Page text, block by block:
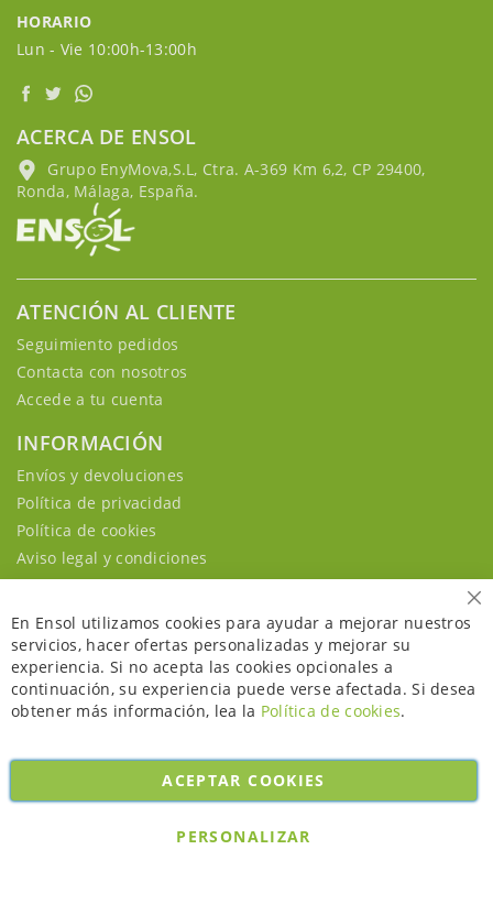
HORARIO
Lun - Vie 10:00h-13:00h
ACERCA DE ENSOL
Grupo EnyMova,S.L, Ctra. A-369 Km 6,2, CP 29400,
Ronda, Málaga, España.
ATENCIÓN AL CLIENTE
Seguimiento pedidos
Contacta con nosotros
Accede a tu cuenta
INFORMACIÓN
Envíos y devoluciones
Política de privacidad
Política de cookies
Aviso legal y condiciones
Copyright © 2026. All rights reserved. Powered byBobaly Partners.
En Ensol utilizamos cookies para ayudar a mejorar nuestros
servicios, hacer ofertas personalizadas y mejorar su
experiencia. Si no acepta las cookies opcionales a
continuación, su experiencia puede verse afectada. Si desea
obtener más información, lea la Política de cookies.
ACEPTAR COOKIES
PERSONALIZAR